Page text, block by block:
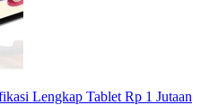
Lengkap Tablet Rp 1 Jutaan